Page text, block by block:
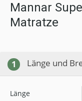
Mannar
Matratze
1 Länge und
Länge